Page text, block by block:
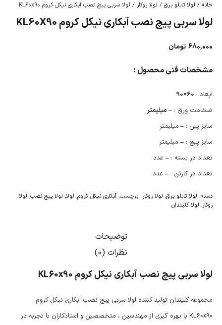
خانه / لولا تابلو برق / لولا روکار / لولا سربی پیچ نصب آبکاری نیکل کروم KL60x90
لولا سربی پیچ نصب آبکاری نیکل کروم KL60X90
680,000 تومان
مشخصات فنی محصول :
ابعاد : 60×90
ضخامت ورق :– میلیمتر
سایز پین :– میلیمتر
سایز پیچ :– میلیمتر
تعداد در بسته :– عدد
تعداد در کارتن :– عدد
دسته: لولا تابلو برق, لولا روکار برچسب:آبکاری نیکل کروم, لولا, لولا پیچ نصب, لولا
روکار, لولا کلیندان
توضیحات
نظرات (0)
لولا سربی پیچ نصب آبکاری نیکل کروم KL60x90
مجموعهکلیندان تولید کننده لولا سربی پیچ نصب آبکاری نیکل کروم
KL60x90 با بهره گیری از مهندسین ، متخصصین و استادکاران با تجربه در